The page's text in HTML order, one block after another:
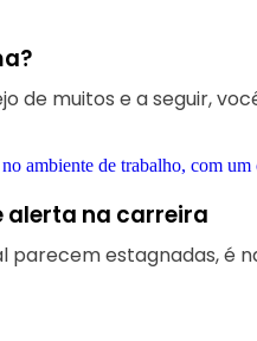
de muitos e a seguir,
alerta na carreira
parecem estagnadas, é